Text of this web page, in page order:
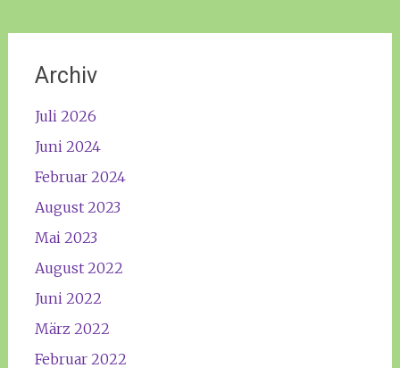
Archiv
Juli 2026
Juni 2024
Februar 2024
August 2023
Mai 2023
August 2022
Juni 2022
März 2022
Februar 2022